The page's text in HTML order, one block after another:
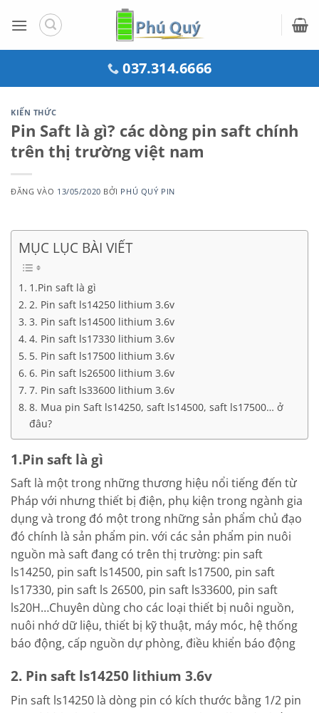
qua
037.314.6666
KIẾN THỨC
Pin Saft là gì? các dòng pin saft chính
trên thị trường việt nam
ĐĂNG VÀO 13/05/2020 BỞI PHÚ QUÝ PIN
MỤC LỤC BÀI VIẾT
1.Pin saft là gì
2. Pin saft ls14250 lithium 3.6v
3. Pin saft ls14500 lithium 3.6v
4. Pin saft ls17330 lithium 3.6v
5. Pin saft ls17500 lithium 3.6v
6. Pin saft ls26500 lithium 3.6v
7. Pin saft ls33600 lithium 3.6v
8. Mua pin Saft ls14250, saft ls14500, saft ls17500… ở
đâu?
1.Pin saft là gì
Saft là một trong những thương hiệu nổi tiếng đến từ
Pháp với nhưng thiết bị điện, phụ kiện trong ngành gia
dụng và trong đó một trong những sản phẩm chủ đạo
đó chính là sản phẩm pin. với các sản phẩm pin nuôi
nguồn mà saft đang có trên thị trường: pin saft
ls14250, pin saft ls14500, pin saft ls17500, pin saft
ls17330, pin saft ls 26500, pin saft ls33600, pin saft
ls20H…Chuyên dùng cho các loại thiết bị nuôi nguồn,
nuôi nhớ dữ liệu, thiết bị kỹ thuật, máy móc, hệ thống
báo động, cấp nguồn dự phòng, điều khiển báo động
2. Pin saft ls14250 lithium 3.6v
Pin saft ls14250 là dòng pin có kích thước bằng 1/2 pin